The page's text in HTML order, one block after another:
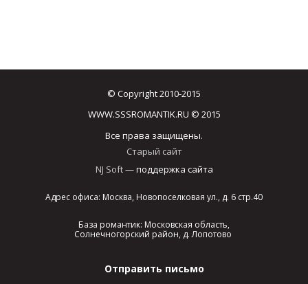
© Copyright 2010-2015
WWW.SSSROMANTIK.RU © 2015
Все права защищены.
Старый сайт
NJ Soft— поддержка сайта
Адрес офиса: Москва, Новопоселковая ул., д. 6 стр.40
База романтик: Московская область,
Солнечногорский район, д. Лопотово
Отправить письмо